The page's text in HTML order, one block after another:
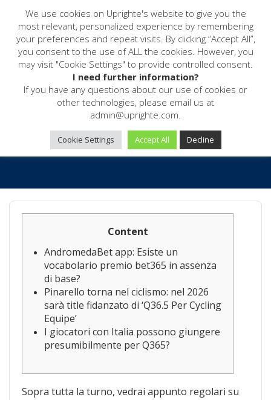
Team
Home
Blog
Pinarello torna nel ciclismo: nel 2026 sarà title ragazzo AndromedaBet
app di Q36 5 Utilità Cycling Team
Uncategorized Uprighte
No Comments
March 19, 2026
Content
AndromedaBet app: Esiste un
vocabolario premio bet365 in assenza
di base?
Pinarello torna nel ciclismo: nel 2026
sarà title fidanzato di ‘Q36.5 Per Cycling
Equipe’
I giocatori con Italia possono giungere
presumibilmente per Q365?
Sopra tutta la turno, vedrai appunto regolari su
We use cookies on Uprighte's website to give you the
most relevant, personalized experience by remembering
your preferences and repeat visits. By clicking “Accept All”,
you consent to the use of ALL the cookies. However, you
may visit "Cookie Settings" to provide controlled consent.
I need further information?
If you have any questions about our use of cookies or
other technologies, please email us at
admin@uprighte.com.
Cookie Settings Accept All Decline